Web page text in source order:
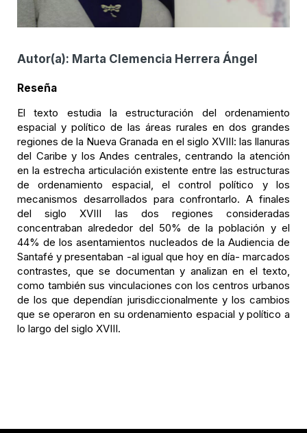
Autor(a): Marta Clemencia Herrera Ángel
Reseña
El texto estudia la estructuración del ordenamiento
espacial y político de las áreas rurales en dos grandes
regiones de la Nueva Granada en el siglo XVIII: las llanuras
del Caribe y los Andes centrales, centrando la atención
en la estrecha articulación existente entre las estructuras
de ordenamiento espacial, el control político y los
mecanismos desarrollados para confrontarlo. A finales
del siglo XVIII las dos regiones consideradas
concentraban alrededor del 50% de la población y el
44% de los asentamientos nucleados de la Audiencia de
Santafé y presentaban -al igual que hoy en día- marcados
contrastes, que se documentan y analizan en el texto,
como también sus vinculaciones con los centros urbanos
de los que dependían jurisdiccionalmente y los cambios
que se operaron en su ordenamiento espacial y político a
lo largo del siglo XVIII.